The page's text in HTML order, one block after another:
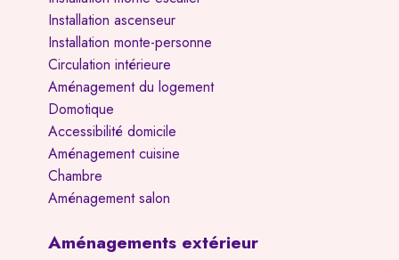
Installation ascenseur
Installation monte-personne
Circulation intérieure
Aménagement du logement
Domotique
Accessibilité domicile
Aménagement cuisine
Chambre
Aménagement salon
Aménagements extérieur